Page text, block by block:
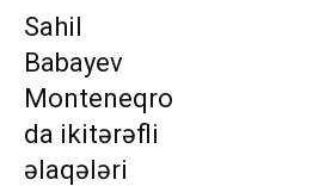
Sahil
Babayev
Monteneqro
da ikitərəfli
əlaqələri